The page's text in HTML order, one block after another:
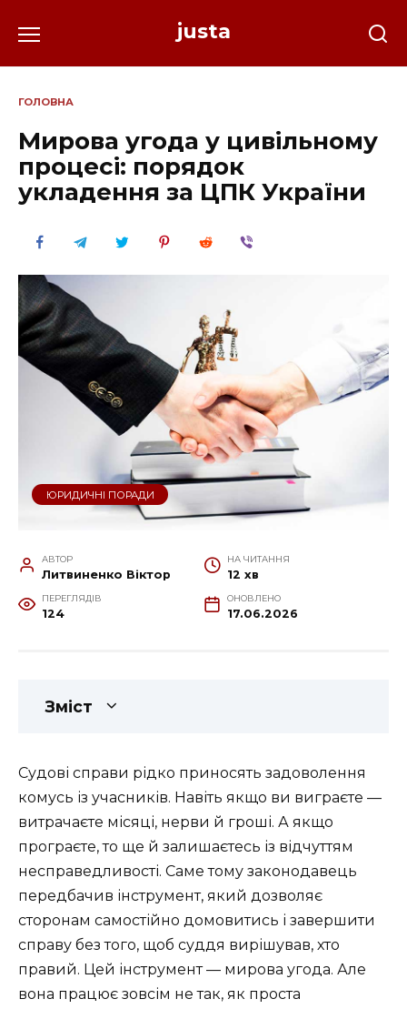
до
justa
ГОЛОВНА
Мирова угода у цивільному
процесі: порядок
укладення за ЦПК України
ЮРИДИЧНІ ПОРАДИ
АВТОР
Литвиненко Віктор
НА ЧИТАННЯ
12 хв
ПЕРЕГЛЯДІВ
124
ОНОВЛЕНО
17.06.2026
Зміст
Судові справи рідко приносять задоволення
комусь із учасників. Навіть якщо ви виграєте —
витрачаєте місяці, нерви й гроші. А якщо
програєте, то ще й залишаєтесь із відчуттям
несправедливості. Саме тому законодавець
передбачив інструмент, який дозволяє
сторонам самостійно домовитись і завершити
справу без того, щоб суддя вирішував, хто
правий. Цей інструмент — мирова угода. Але
вона працює зовсім не так, як проста